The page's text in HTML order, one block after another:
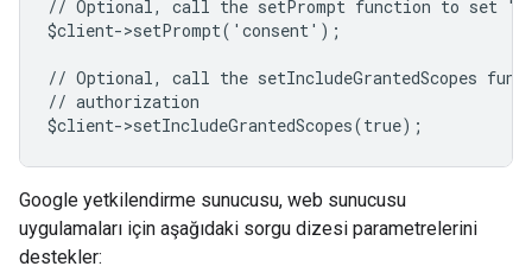
// Optional, call the setPrompt function to set
$client->setPrompt('consent');
// Optional, call the setIncludeGrantedScopes
// authorization
$client->setIncludeGrantedScopes(true);
Google yetkilendirme sunucusu, web sunucusu
uygulamaları için aşağıdaki sorgu dizesi parametrelerini
destekler: